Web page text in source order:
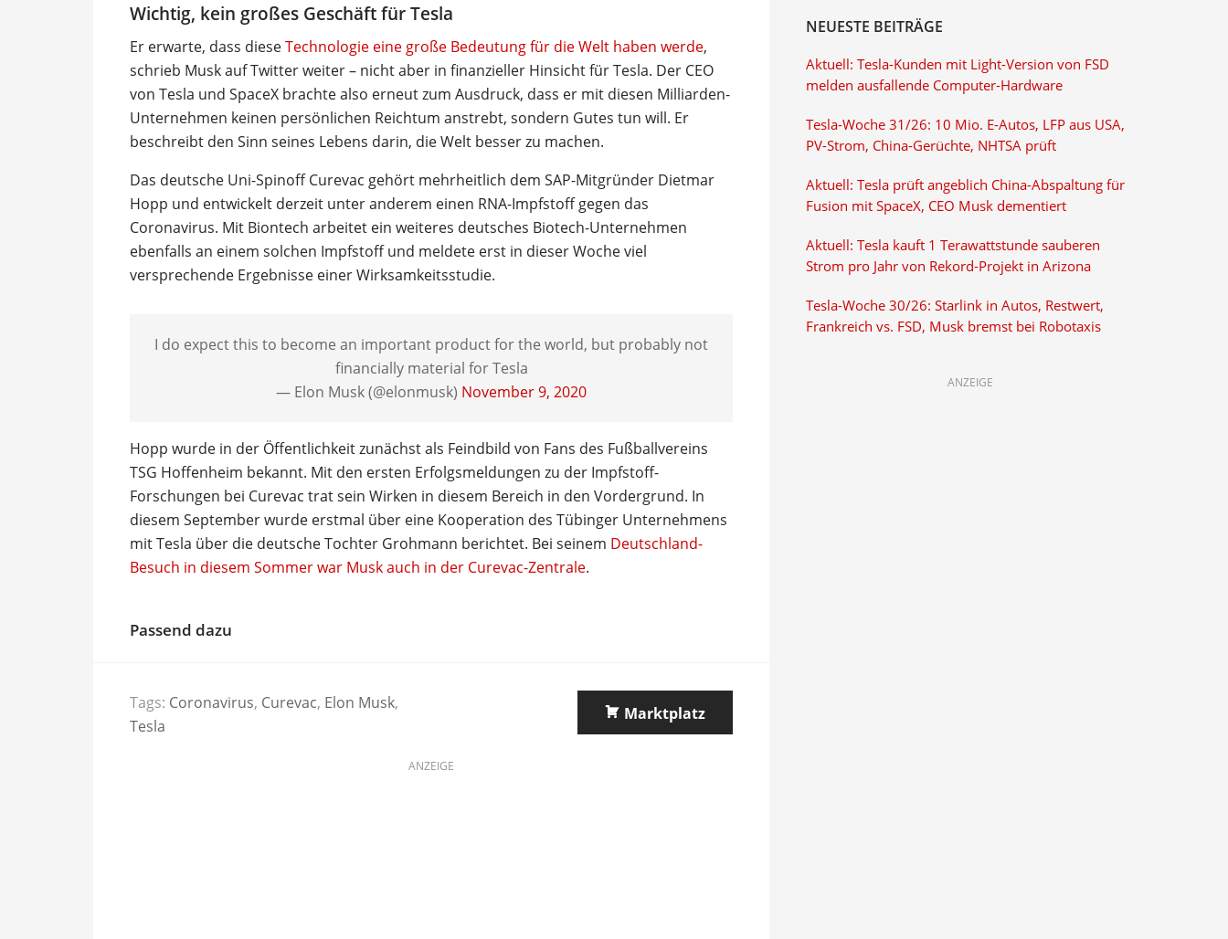
Wichtig, kein großes Geschäft für Tesla
Er erwarte, dass dieseTechnologie eine große Bedeutung für die Welt haben werde,
schrieb Musk auf Twitter weiter – nicht aber in finanzieller Hinsicht für Tesla. Der CEO
von Tesla und SpaceX brachte also erneut zum Ausdruck, dass er mit diesen Milliarden-
Unternehmen keinen persönlichen Reichtum anstrebt, sondern Gutes tun will. Er
beschreibt den Sinn seines Lebens darin, die Welt besser zu machen.
Das deutsche Uni-Spinoff Curevac gehört mehrheitlich dem SAP-Mitgründer Dietmar
Hopp und entwickelt derzeit unter anderem einen RNA-Impfstoff gegen das
Coronavirus. Mit Biontech arbeitet ein weiteres deutsches Biotech-Unternehmen
ebenfalls an einem solchen Impfstoff und meldete erst in dieser Woche viel
versprechende Ergebnisse einer Wirksamkeitsstudie.
I do expect this to become an important product for the world, but probably not
financially material for Tesla
— Elon Musk (@elonmusk) November 9, 2020
Hopp wurde in der Öffentlichkeit zunächst als Feindbild von Fans des Fußballvereins
TSG Hoffenheim bekannt. Mit den ersten Erfolgsmeldungen zu der Impfstoff-
Forschungen bei Curevac trat sein Wirken in diesem Bereich in den Vordergrund. In
diesem September wurde erstmal über eine Kooperation des Tübinger Unternehmens
mit Tesla über die deutsche Tochter Grohmann berichtet. Bei seinem Deutschland-
Besuch in diesem Sommer war Musk auch in der Curevac-Zentrale.
Passend dazu
Tags: Coronavirus, Curevac, Elon Musk,
Tesla
Marktplatz
ANZEIGE
NEUESTE BEITRÄGE
Aktuell: Tesla-Kunden mit Light-Version von FSD
melden ausfallende Computer-Hardware
Tesla-Woche 31/26: 10 Mio. E-Autos, LFP aus USA,
PV-Strom, China-Gerüchte, NHTSA prüft
Aktuell: Tesla prüft angeblich China-Abspaltung für
Fusion mit SpaceX, CEO Musk dementiert
Aktuell: Tesla kauft 1 Terawattstunde sauberen
Strom pro Jahr von Rekord-Projekt in Arizona
Tesla-Woche 30/26: Starlink in Autos, Restwert,
Frankreich vs. FSD, Musk bremst bei Robotaxis
ANZEIGE